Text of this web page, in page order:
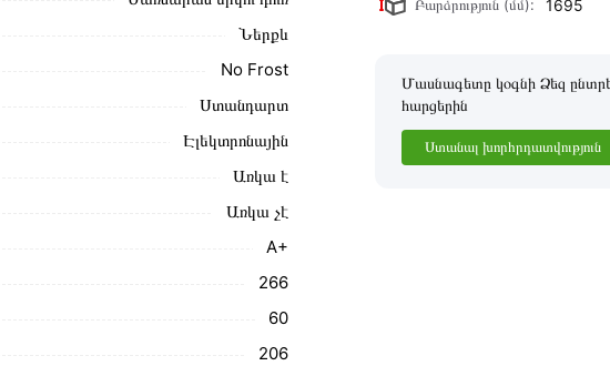
Ներքև
No Frost
Ստանդարտ
Էլեկտրոնային
Առկա է
Առկա չէ
A+
266
60
206
Բարձրություն (մմ): 1695
Մասնագետը կօգնի Ձեզ
հարցերին
Ստանալ խորհրդատվություն